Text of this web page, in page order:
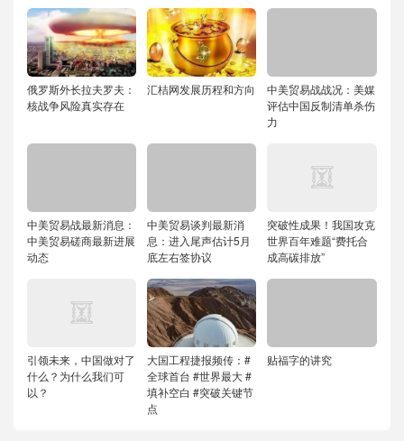
俄罗斯外长拉夫罗夫：
核战争风险真实存在
汇桔网发展历程和方向
中美贸易战战况：美媒
评估中国反制清单杀伤
力
中美贸易战最新消息：
中美贸易磋商最新进展
动态
中美贸易谈判最新消
息：进入尾声估计5月
底左右签协议
突破性成果！我国攻克
世界百年难题“费托合
成高碳排放”
引领未来，中国做对了
什么？为什么我们可
以？
大国工程捷报频传：#
全球首台 #世界最大 #
填补空白 #突破关键节
点
贴福字的讲究